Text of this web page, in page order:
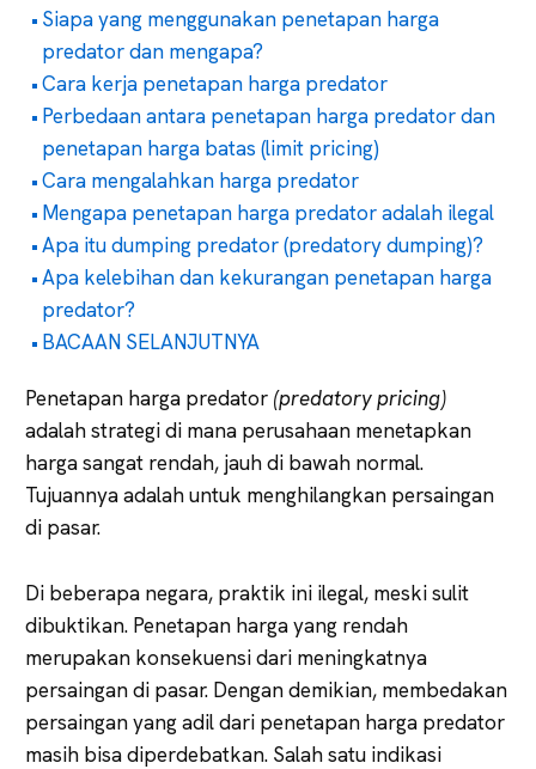
Siapa yang menggunakan penetapan harga
predator dan mengapa?
Cara kerja penetapan harga predator
Perbedaan antara penetapan harga predator dan
penetapan harga batas (limit pricing)
Cara mengalahkan harga predator
Mengapa penetapan harga predator adalah ilegal
Apa itu dumping predator (predatory dumping)?
Apa kelebihan dan kekurangan penetapan harga
predator?
BACAAN SELANJUTNYA
Penetapan harga predator (predatory pricing)
adalah strategi di mana perusahaan menetapkan
harga sangat rendah, jauh di bawah normal.
Tujuannya adalah untuk menghilangkan persaingan
di pasar.
Di beberapa negara, praktik ini ilegal, meski sulit
dibuktikan. Penetapan harga yang rendah
merupakan konsekuensi dari meningkatnya
persaingan di pasar. Dengan demikian, membedakan
persaingan yang adil dari penetapan harga predator
masih bisa diperdebatkan. Salah satu indikasi